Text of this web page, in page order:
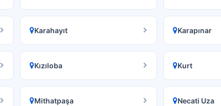
Karahayıt Karapınar
Kızıloba Kurt
Mithatpaşa Necati Uza